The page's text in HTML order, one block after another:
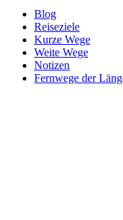
Blog
Reiseziele
Kurze Wege
Weite Wege
Notizen
Fernwege der